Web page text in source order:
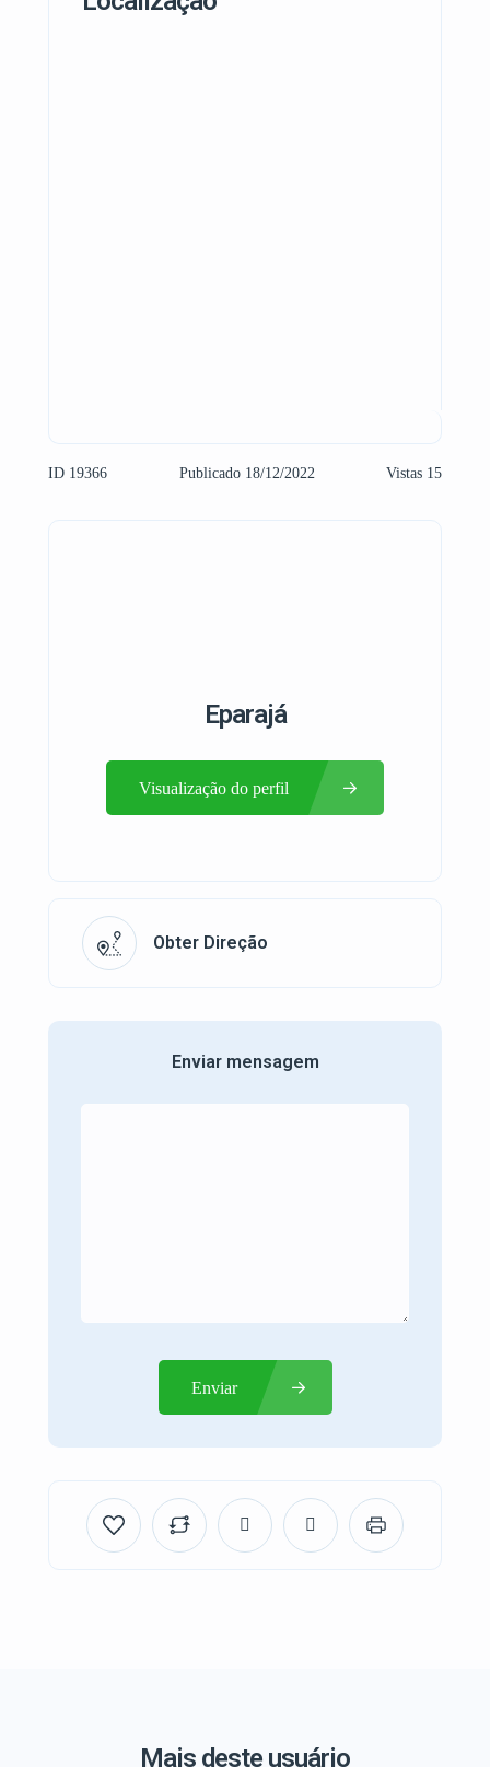
ID 19366 Publicado 18/12/2022 Vistas 15
Eparajá
Visualização do perfil
Obter Direção
Enviar mensagem
Enviar
Mais deste usuário